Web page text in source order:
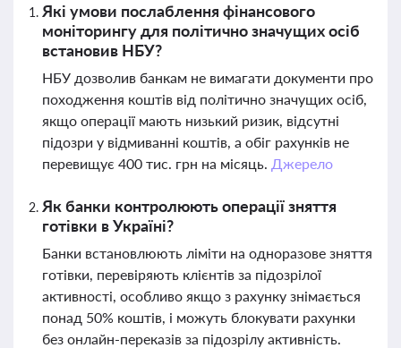
Які умови послаблення фінансового
моніторингу для політично значущих осіб
встановив НБУ?
НБУ дозволив банкам не вимагати документи про
походження коштів від політично значущих осіб,
якщо операції мають низький ризик, відсутні
підозри у відмиванні коштів, а обіг рахунків не
перевищує 400 тис. грн на місяць. Джерело
Як банки контролюють операції зняття
готівки в Україні?
Банки встановлюють ліміти на одноразове зняття
готівки, перевіряють клієнтів за підозрілої
активності, особливо якщо з рахунку знімається
понад 50% коштів, і можуть блокувати рахунки
без онлайн-переказів за підозрілу активність.